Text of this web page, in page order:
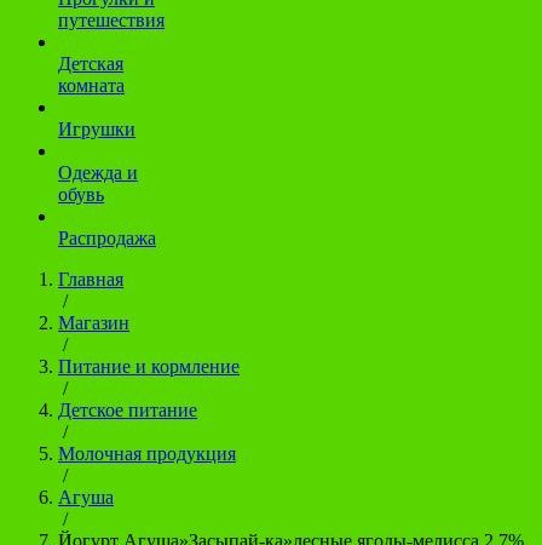
путешествия
Детская
комната
Игрушки
Одежда и
обувь
Распродажа
Главная
/
Магазин
/
Питание и кормление
/
Детское питание
/
Молочная продукция
/
Агуша
/
Йогурт Агуша»Засыпай-ка»лесные ягоды-мелисса 2,7%